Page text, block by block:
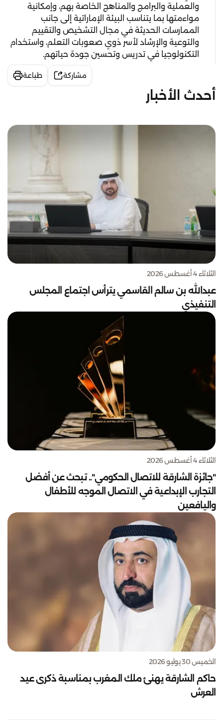
والعملية والبرامج والمناهج الخاصة بهم، وإمكانية
مواءمتها بما يتناسب البيئة الإماراتية إلى جانب
الممارسات الحديثة في مجال التشخيص والتقييم
والتوعية والإرشاد لأسر ذوي صعوبات التعلم، واستخدام
التكنولوجيا في تدريس وتحسين جودة حياتهم.
مشاركة طباعة
أحدث الأخبار
الثلاثاء 4 أغسطس 2026
عبدالله بن سالم القاسمي يترأس اجتماع المجلس
التنفيذي
الثلاثاء 4 أغسطس 2026
"جائزة الشارقة للاتصال الحكومي".. تبحث عن أفضل
التجارب الإبداعية في الاتصال الموجه للأطفال
واليافعين
الخميس 30 يوليو 2026
حاكم الشارقة يهنئ ملك المغرب بمناسبة ذكرى عيد
العرش